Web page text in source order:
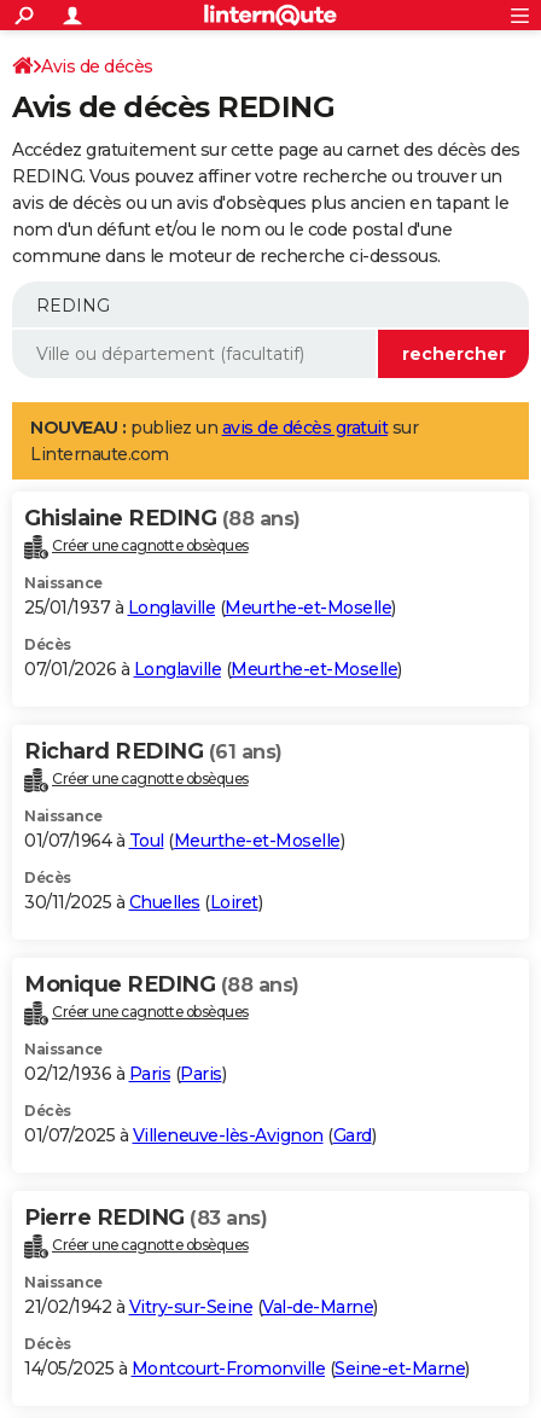
ACTUALITÉS
Politique
Société
Faits Divers
Education
Monde
Villes
+
SPORT
Coupe du monde 2026
Football
Tennis
Cyclisme
Rugby
Forum
Programme TV
TNT
Streaming
Cinéma
Sorties cinéma
Musique
+
FINANCE
Retraite
Epargne
Immobilier
Risques naturels par ville
Banque
Assurance
AUTO
Essais
Réserver un essai
Citadines
Berlines
SUV
Forum auto
+
Mobiles
Meilleur smartphone
Internet
Ordinateurs
Jeux vidéo
Guide high-tech
Aménagement intérieur
LIFESTYLE
Art de vivre
Bien-être
Loisirs
Mode
Modes de vie
Alimentation
Guide de la santé
Maladies
Médicaments
Sommeil
VOYAGE
Destinations
City break
Voyage nature
Voyage de noces
Forum
Climat
+PHOTO
GUIDES D'ACHAT
BONS PLANS
Carte de Noël
Carte Bonne année
Carte Saint-Valentin
Carte Pâques
Carte d'anniversaire
DICTIONNAIRE
Dictionnaire
Biographies
Citations
Expressions
Proverbes
PROGRAMME TV
S'inscrire
Se connecter
Lycées
Collèges
Primaires
Universités
Entreprises
Service militaire
Avis de recherche
AVIS DE DÉCÈS
Bricolage
Lifestyle
Culture
Sport
Auto
Television
Voyage
Cinema
Avis de décès
Avis de décès REDING
Accédez gratuitement sur cette page au carnet des décès des
REDING. Vous pouvez affiner votre recherche ou trouver un
avis de décès ou un avis d'obsèques plus ancien en tapant le
nom d'un défunt et/ou le nom ou le code postal d'une
commune dans le moteur de recherche ci-dessous.
NOUVEAU : publiez un avis de décès gratuitsur
Linternaute.com
Ghislaine REDING (88 ans)
Créer une cagnotte obsèques
Naissance
25/01/1937 à Longlaville (Meurthe-et-Moselle)
Décès
07/01/2026 à Longlaville (Meurthe-et-Moselle)
Richard REDING (61 ans)
Créer une cagnotte obsèques
Naissance
01/07/1964 à Toul (Meurthe-et-Moselle)
Décès
30/11/2025 à Chuelles (Loiret)
Monique REDING (88 ans)
Créer une cagnotte obsèques
Naissance
02/12/1936 à Paris (Paris)
Décès
01/07/2025 à Villeneuve-lès-Avignon (Gard)
Pierre REDING (83 ans)
Créer une cagnotte obsèques
Naissance
21/02/1942 à Vitry-sur-Seine (Val-de-Marne)
Décès
14/05/2025 à Montcourt-Fromonville (Seine-et-Marne)